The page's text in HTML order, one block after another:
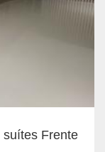
suítes Frente